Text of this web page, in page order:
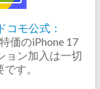
コモ公式：
価のiPhone 17
ョン加入は一切
す。